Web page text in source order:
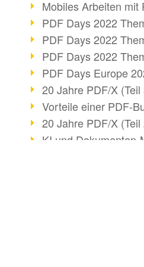
Mobiles Arbeiten mit
PDF Days 2022
PDF Days 2022
PDF Days 2022
PDF Days Europe
20 Jahre PDF/X (Teil
Vorteile einer PDF-
20 Jahre PDF/X (Teil
KI und